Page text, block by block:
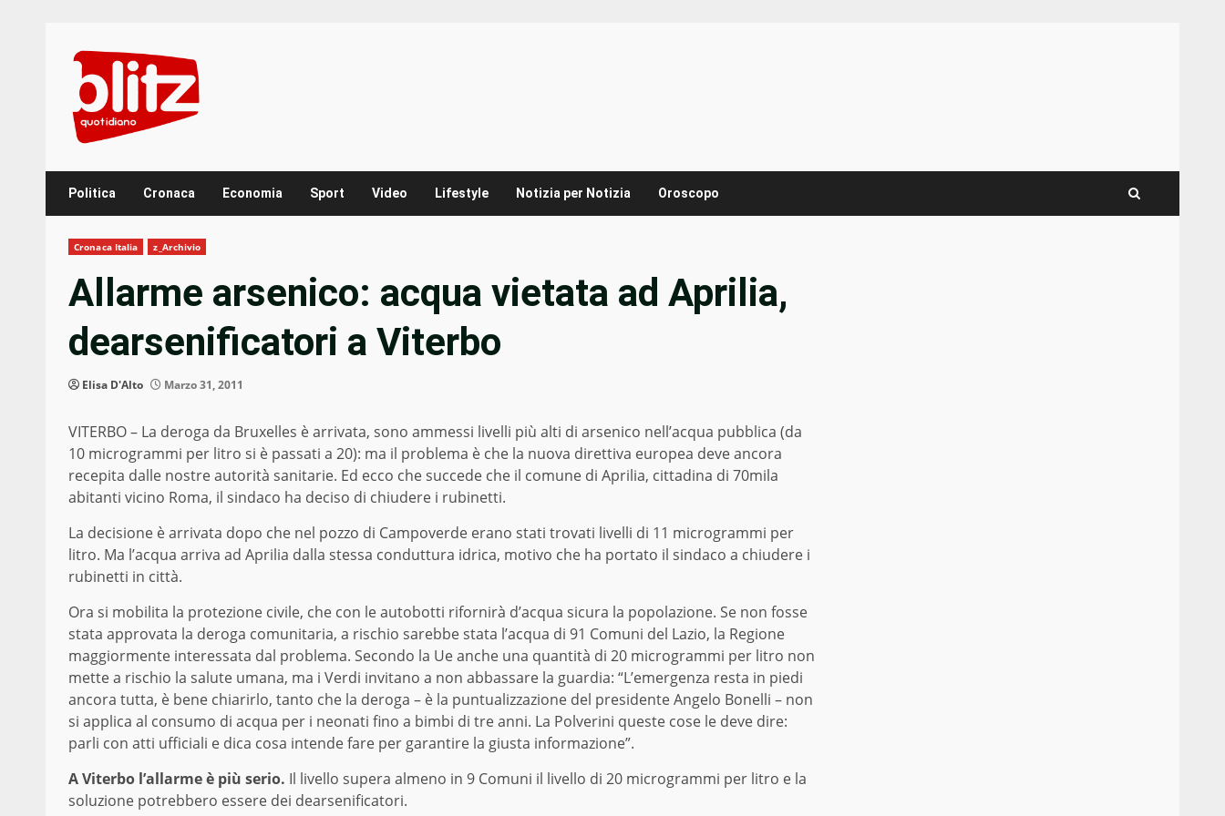
content
Politica Cronaca Economia Sport Video Lifestyle Notizia per Notizia Oroscopo
Cronaca Italia z_Archivio
Allarme arsenico: acqua vietata ad Aprilia,
dearsenificatori a Viterbo
Elisa D'Alto Marzo 31, 2011
VITERBO – La deroga da Bruxelles è arrivata, sono ammessi livelli più alti di arsenico nell’acqua pubblica (da
10 microgrammi per litro si è passati a 20): ma il problema è che la nuova direttiva europea deve ancora
recepita dalle nostre autorità sanitarie. Ed ecco che succede che il comune di Aprilia, cittadina di 70mila
abitanti vicino Roma, il sindaco ha deciso di chiudere i rubinetti.
La decisione è arrivata dopo che nel pozzo di Campoverde erano stati trovati livelli di 11 microgrammi per
litro. Ma l’acqua arriva ad Aprilia dalla stessa conduttura idrica, motivo che ha portato il sindaco a chiudere i
rubinetti in città.
Ora si mobilita la protezione civile, che con le autobotti rifornirà d’acqua sicura la popolazione. Se non fosse
stata approvata la deroga comunitaria, a rischio sarebbe stata l’acqua di 91 Comuni del Lazio, la Regione
maggiormente interessata dal problema. Secondo la Ue anche una quantità di 20 microgrammi per litro non
mette a rischio la salute umana, ma i Verdi invitano a non abbassare la guardia: “L’emergenza resta in piedi
ancora tutta, è bene chiarirlo, tanto che la deroga – è la puntualizzazione del presidente Angelo Bonelli – non
si applica al consumo di acqua per i neonati fino a bimbi di tre anni. La Polverini queste cose le deve dire:
parli con atti ufficiali e dica cosa intende fare per garantire la giusta informazione”.
A Viterbo l’allarme è più serio. Il livello supera almeno in 9 Comuni il livello di 20 microgrammi per litro e la
soluzione potrebbero essere dei dearsenificatori.